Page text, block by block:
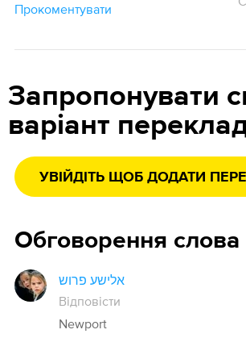
Прокоментувати
Запропонувати
варіант
УВІЙДІТЬ ЩОБ ДОДАТИ
Обговорення слова
אלישע פרוש
Відповісти
Newport